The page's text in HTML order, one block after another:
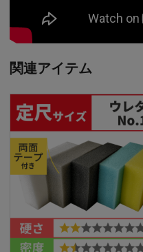
関連アイテム